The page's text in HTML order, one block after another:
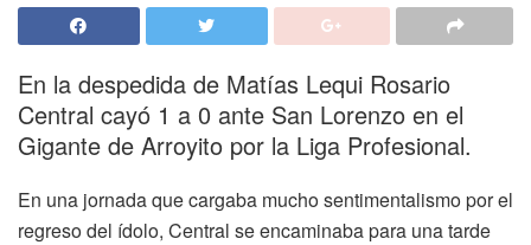
En la despedida de Matías Lequi Rosario
Central cayó 1 a 0 ante San Lorenzo en el
Gigante de Arroyito por la Liga Profesional.
En una jornada que cargaba mucho sentimentalismo por el
regreso del ídolo, Central se encaminaba para una tarde